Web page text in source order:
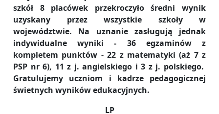
szkół 8 placówek przekroczyło średni wynik
uzyskany przez wszystkie szkoły w
województwie. Na uznanie zasługują jednak
indywidualne wyniki - 36 egzaminów z
kompletem punktów - 22 z matematyki (aż 7 z
PSP nr 6), 11 z j. angielskiego i 3 z j. polskiego.
Gratulujemy uczniom i kadrze pedagogicznej
świetnych wyników edukacyjnych.
LP